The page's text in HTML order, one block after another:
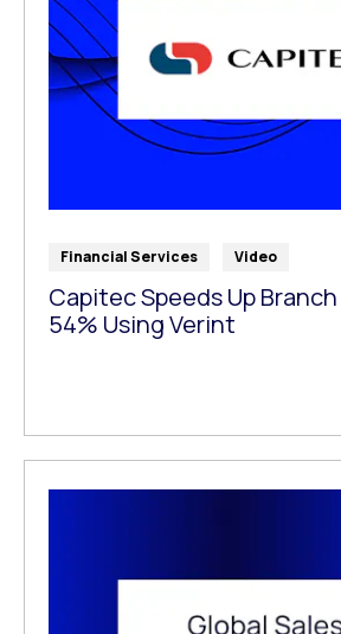
Financial Services Video
Capitec Speeds Up
54% Using Verint